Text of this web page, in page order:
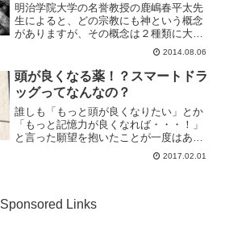
明治学院大学の名誉教授の鹿嶋春平太先
生によると、どの宗教にも神という概念
がありますが、その概念は２種類に大き
く分類することが可能です。一方は物質
の中に神がいると考えるタイプです。こ
れを在物神と呼びます。そもそも人間は
モノを見ると内側に神を感...
2014.08.06
頭が良くなる薬！？スマートドラ
ッグってなんなの？
誰しも「もっと頭が良くなりたい」とか
「もっと記憶力が良くなれば・・・！」
と言った願望を抱いたことが一度はある
のではないでしょうか。そんな頭が良く
なる薬が、ドラえもんの世界だけではな
2017.02.01
Sponsored Links